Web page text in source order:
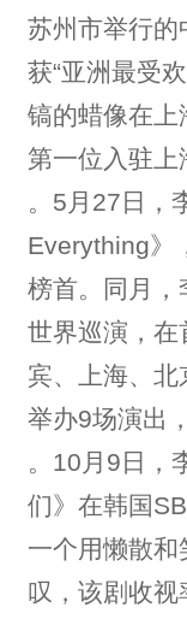
苏州市举行的
获“亚洲最受
镐的蜡像在上
第一位入驻上
。5月27日，
Everything》
榜首。同月
世界巡演，在
宾、上海、
举办9场演出
。10月9日，
们》在韩国
一个用懒散
叹，该剧收